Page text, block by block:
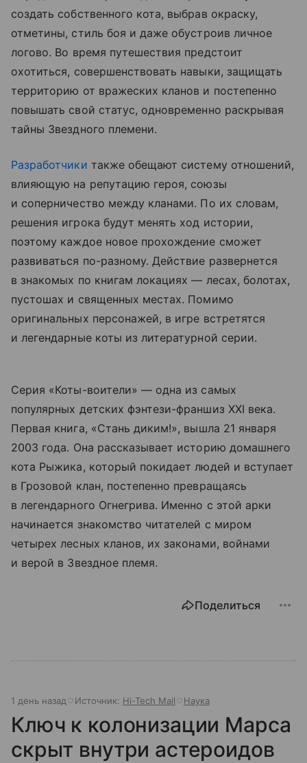
создать собственного кота, выбрав окраску,
отметины, стиль боя и даже обустроив личное
логово. Во время путешествия предстоит
охотиться, совершенствовать навыки, защищать
территорию от вражеских кланов и постепенно
повышать свой статус, одновременно раскрывая
тайны Звездного племени.
Разработчики также обещают систему отношений,
влияющую на репутацию героя, союзы
и соперничество между кланами. По их словам,
решения игрока будут менять ход истории,
поэтому каждое новое прохождение сможет
развиваться по-разному. Действие развернется
в знакомых по книгам локациях — лесах, болотах,
пустошах и священных местах. Помимо
оригинальных персонажей, в игре встретятся
и легендарные коты из литературной серии.
Серия «Коты-воители» — одна из самых
популярных детских фэнтези-франшиз XXI века.
Первая книга, «Стань диким!», вышла 21 января
2003 года. Она рассказывает историю домашнего
кота Рыжика, который покидает людей и вступает
в Грозовой клан, постепенно превращаясь
в легендарного Огнегрива. Именно с этой арки
начинается знакомство читателей с миром
четырех лесных кланов, их законами, войнами
и верой в Звездное племя.
Поделиться
1 день назад Источник: Hi-Tech Mail Наука
Ключ к колонизации Марса
скрыт внутри астероидов